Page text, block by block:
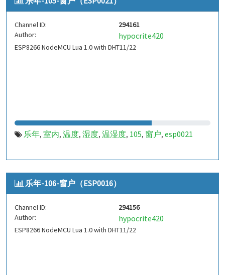
Channel ID:
294161
Author:
hypocrite420
ESP8266 NodeMCU Lua 1.0 with DHT11/22
乐年, 室内, 温度, 湿度, 温湿度, 105, 窗户, esp0021
乐年-106-窗户（ESP0016）
Channel ID:
294156
Author:
hypocrite420
ESP8266 NodeMCU Lua 1.0 with DHT11/22